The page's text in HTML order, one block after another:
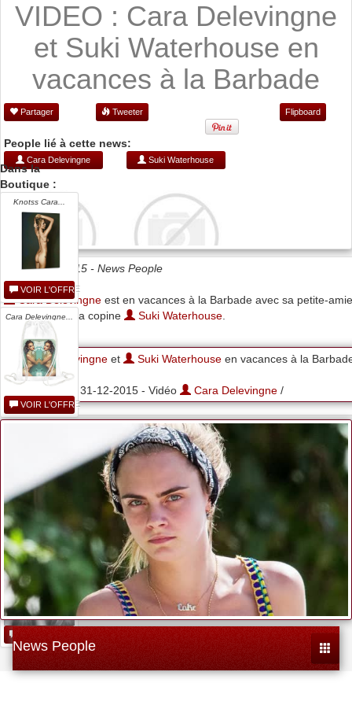
VIDEO : Cara Delevingne
et Suki Waterhouse en
vacances à la Barbade
Partager Tweeter Flipboard
People lié à cette news:
Cara Delevingne Suki Waterhouse
Date 31/12/2015 - News People
Cara Delevingne est en vacances à la Barbade avec sa petite-amie
St. Vincent et sa copine
Suki Waterhouse
Cara Delevingneet Suki Waterhouseen vacances à la
31-12-2015 - Vidéo Cara Delevingne /
Dans la
Boutique :
Knotss Cara...
VOIR L'OFFRE
Cara Delevingne...
VOIR L'OFFRE
Photo De Cara...
News People